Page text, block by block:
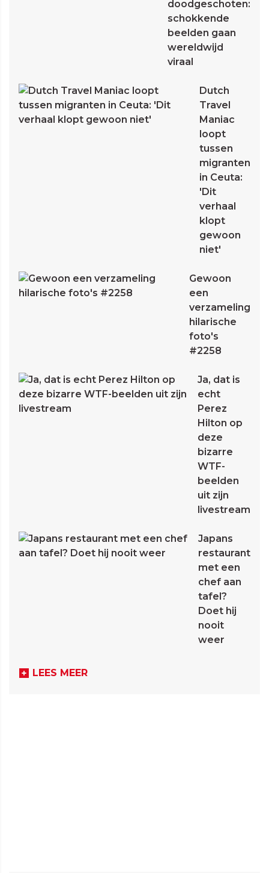
doodgeschoten:
schokkende
beelden gaan
wereldwijd
viraal
Dutch
Travel
Maniac
loopt
tussen
migranten
in Ceuta:
'Dit
verhaal
klopt
gewoon
niet'
Gewoon
een
verzameling
hilarische
foto's
#2258
Ja, dat is
echt
Perez
Hilton op
deze
bizarre
WTF-
beelden
uit zijn
livestream
Japans
restaurant
met een
chef aan
tafel?
Doet hij
nooit
weer
LEES MEER